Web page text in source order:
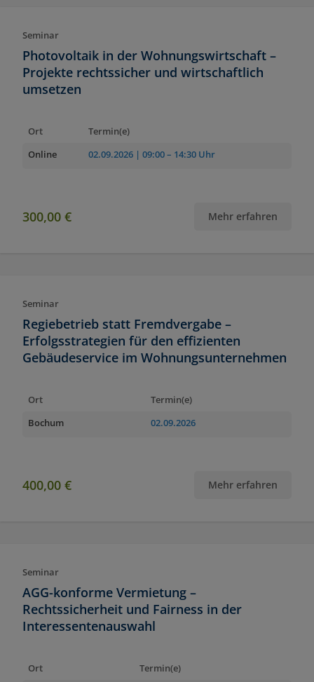
Seminar
Photovoltaik in der Wohnungswirtschaft –
Projekte rechtssicher und wirtschaftlich
umsetzen
Ort
Termin(e)
Online
02.09.2026 | 09:00 – 14:30 Uhr
300,00 € Mehr erfahren
Seminar
Regiebetrieb statt Fremdvergabe –
Erfolgsstrategien für den effizienten
Gebäudeservice im Wohnungsunternehmen
Ort
Termin(e)
Bochum
02.09.2026
400,00 € Mehr erfahren
Seminar
AGG-konforme Vermietung –
Rechtssicherheit und Fairness in der
Interessentenauswahl
Ort
Termin(e)